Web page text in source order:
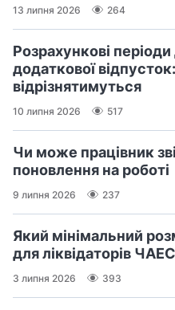
13 липня 2026 264
Розрахункові
додаткової
відрізнятимуться
10 липня 2026 517
Чи може працівник
поновлення на роботі
9 липня 2026 237
Який мінімальний
для ліквідаторів
3 липня 2026 393